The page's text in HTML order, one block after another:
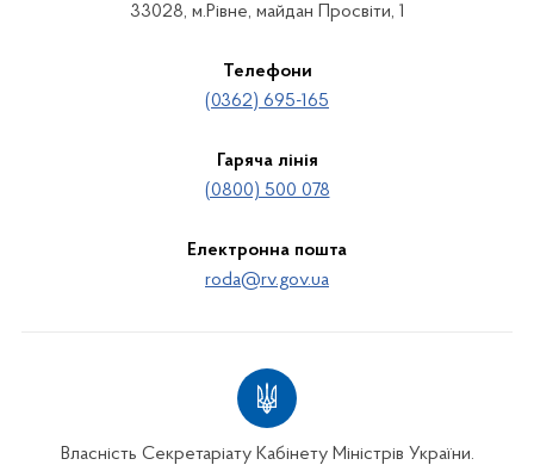
33028, м.Рівне, майдан Просвіти, 1
Телефони
(0362) 695-165
Гаряча лінія
(0800) 500 078
Електронна пошта
roda@rv.gov.ua
Власність Секретаріату Кабінету Міністрів України.